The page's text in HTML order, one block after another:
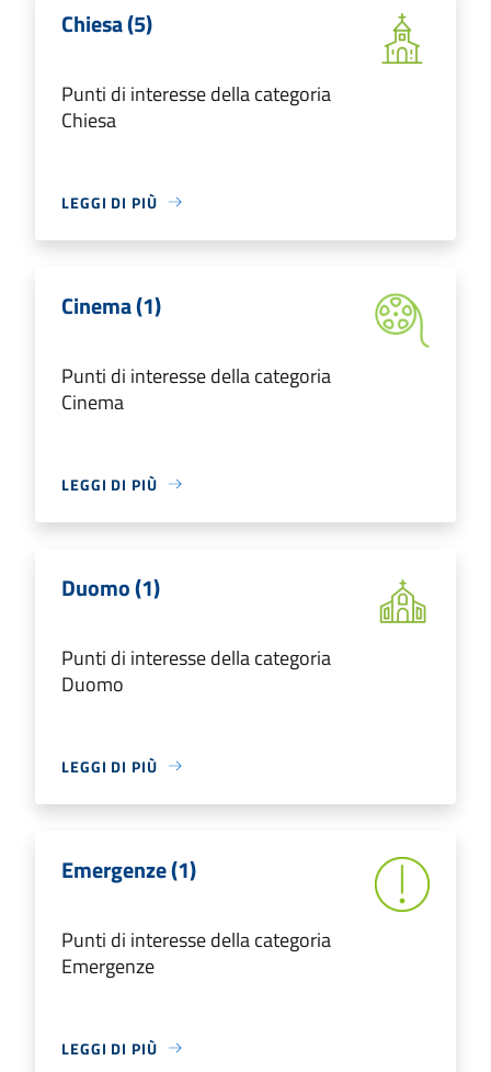
Chiesa (5)
Punti di interesse della categoria
Chiesa
LEGGI DI PIÙ
Cinema (1)
Punti di interesse della categoria
Cinema
LEGGI DI PIÙ
Duomo (1)
Punti di interesse della categoria
Duomo
LEGGI DI PIÙ
Emergenze (1)
Punti di interesse della categoria
Emergenze
LEGGI DI PIÙ